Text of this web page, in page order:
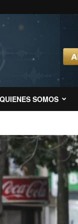
QUIENES SOMOS